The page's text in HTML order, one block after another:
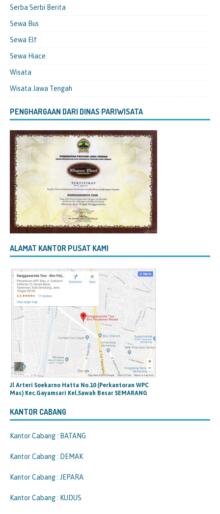
Serba Serbi Berita
Sewa Bus
Sewa Elf
Sewa Hiace
Wisata
Wisata Jawa Tengah
PENGHARGAAN DARI DINAS PARIWISATA
ALAMAT KANTOR PUSAT KAMI
Jl Arteri Soekarno Hatta No.10 (Perkantoran WPC
Mas) Kec.Gayamsari Kel.Sawah Besar SEMARANG
KANTOR CABANG
Kantor Cabang : BATANG
Kantor Cabang : DEMAK
Kantor Cabang : JEPARA
Kantor Cabang : KUDUS